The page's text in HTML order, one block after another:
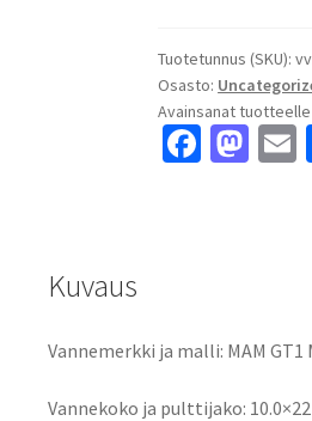
Lip
Polish
10.0x22"
5x120
Tuotetunnus (SKU):
Osasto:
Avainsanat tuotteelle
Fa
k
M
n
Kuvaus
Vannemerkki ja malli: MAM
Vannekoko ja pulttijako: 10.0×22